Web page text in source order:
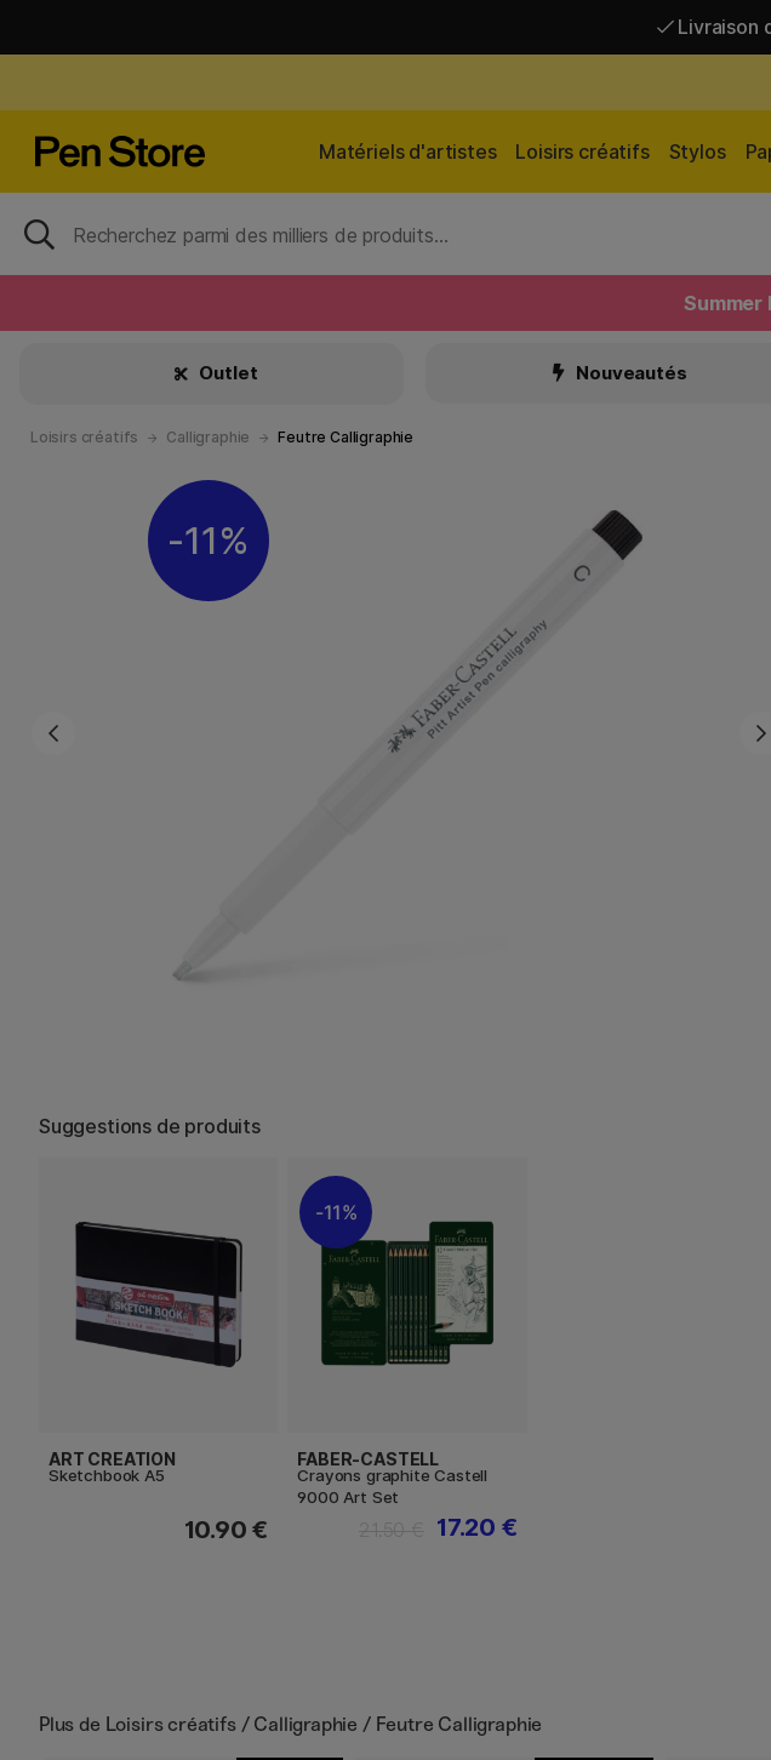
Livraison
Matériels d'artistes Loisirs créatifs Stylos
Summer
Outlet Nouveautés
Loisirs créatifs Calligraphie Feutre Calligraphie
11%
Suggestions de produits
ART CREATION
Sketchbook A5
10.90 €
11%
FABER-CASTELL
Crayons graphite Castell
9000 Art Set
17.20 €
Plus de Loisirs créatifs / Calligraphie / Feutre Calligraphie